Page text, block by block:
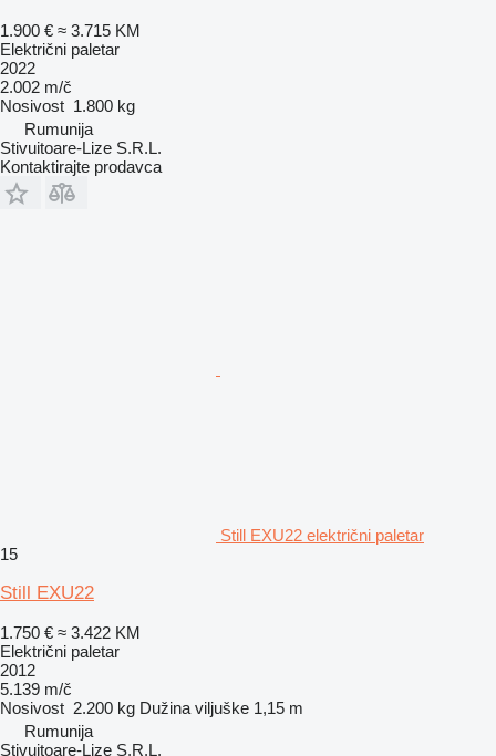
1.900 € ≈ 3.715 KM
Električni paletar
2022
2.002 m/č
Nosivost 1.800 kg
Rumunija
Stivuitoare-Lize S.R.L.
Kontaktirajte prodavca
Still EXU22 električni paletar
15
Still EXU22
1.750 € ≈ 3.422 KM
Električni paletar
2012
5.139 m/č
Nosivost 2.200 kg Dužina viljuške 1,15 m
Rumunija
Stivuitoare-Lize S.R.L.